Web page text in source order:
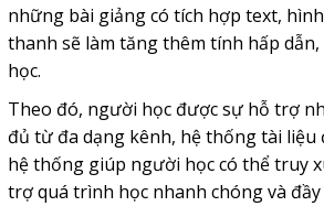
những bài giảng có tích hợp text,
thanh sẽ làm tăng thêm tính hấp
học.
Theo đó, người học được sự hỗ trợ
đủ từ đa dạng kênh, hệ thống tài
hệ thống giúp người học có thể truy
trợ quá trình học nhanh chóng và đầy